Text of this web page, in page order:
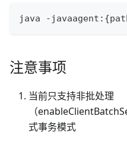
java -
注意事项
当前只支持非批处理
（
式事务模式